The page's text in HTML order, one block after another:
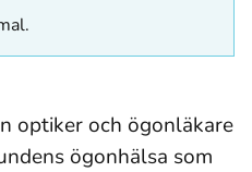
optiker och ögonläkare
ögonhälsa som